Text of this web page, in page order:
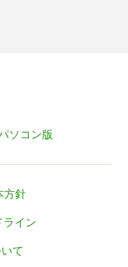
ソコン版
方針
ライン
て